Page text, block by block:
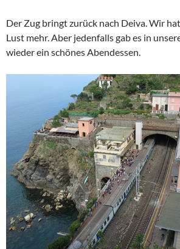
Der Zug bringt zurück nach Deiva. Wir
Lust mehr. Aber jedenfalls gab es in
wieder ein schönes Abendessen.